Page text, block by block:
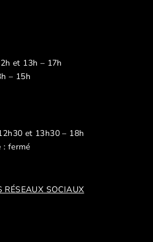
et 13h – 17h
– 15h
et 13h30 – 18h
: fermé
RÉSEAUX SOCIAUX